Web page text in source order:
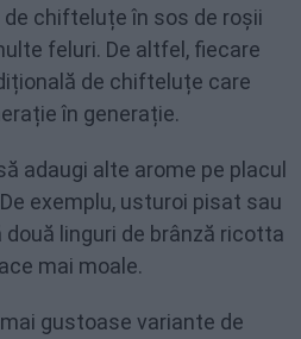
chifteluțe în sos de roșii
feluri. De altfel, fiecare
de chifteluțe care
în generație.
adaugi alte arome pe placul
exemplu, usturoi pisat sau
linguri de brânză ricotta
mai moale.
gustoase variante de